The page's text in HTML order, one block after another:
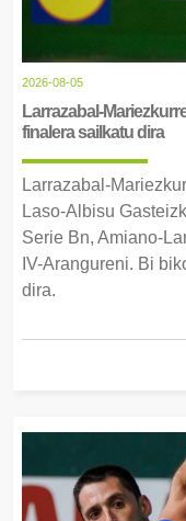
2026-08-05
Larrazabal-
finalera sailkatu dira
Larrazabal-
Laso-Albisu
Serie Bn, Amiano-
IV-Arangureni. Bi
dira.